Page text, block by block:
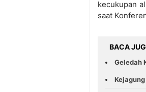
kecukupan
saat
BACA
Geledah